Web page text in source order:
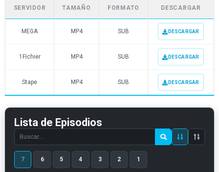
SERVIDOR TAMAÑO FORMATO DESCARGAR
MEGA MP4 SUB DESCARGAR
1Fichier MP4 SUB DESCARGAR
Stape MP4 SUB DESCARGAR
Lista de Episodios
Search
episode
number
7 6 5 4 3 2 1